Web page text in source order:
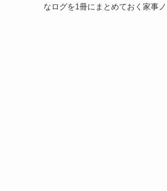
なログを1冊にまとめておく家事